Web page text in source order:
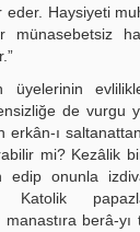
eder. Haysiyeti
münasebetsiz
üyelerinin
de vurgu
erkân-ı
mi? Kezâlik
edip onunla
berâ-